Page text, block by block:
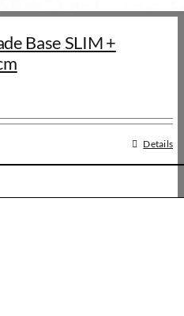
Base SLIM +
Details